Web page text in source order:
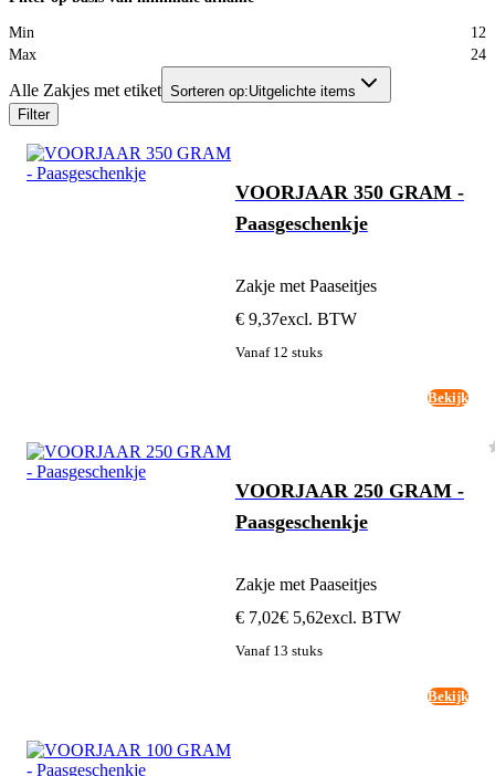
Min
12
Max
24
Alle Zakjes met etiket Sorteren op:Uitgelichte items
Filter
VOORJAAR 350 GRAM -
Paasgeschenkje
Zakje met Paaseitjes
€ 9,37excl. BTW
Vanaf 12 stuks
Bekijk
VOORJAAR 250 GRAM -
Paasgeschenkje
Zakje met Paaseitjes
€ 7,02€ 5,62excl. BTW
Vanaf 13 stuks
Bekijk